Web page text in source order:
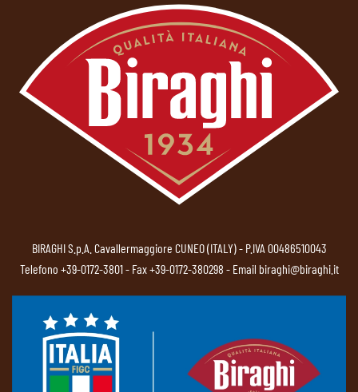
BIRAGHI S.p.A. Cavallermaggiore CUNEO (ITALY) - P.IVA 00486510043
Telefono +39-0172-3801- Fax +39-0172-380298 - Email biraghi@biraghi.it